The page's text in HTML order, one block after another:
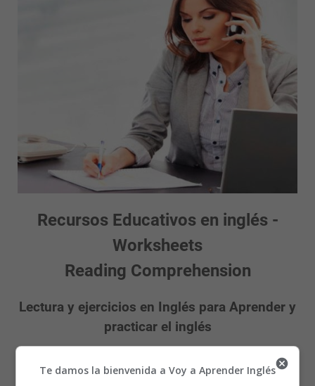
Recursos Educativos en inglés -
Worksheets
Reading Comprehension
Lectura y ejercicios en Inglés para Aprender y
practicar el inglés
Texto para leer y practicar la pronunciación del inglés
Te damos la bienvenida a Voy a Aprender Inglés